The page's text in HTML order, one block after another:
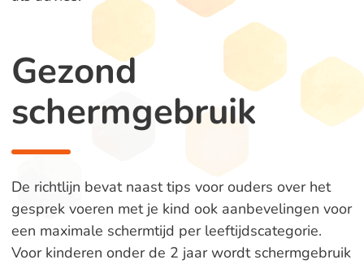
Gezond
schermgebruik
De richtlijn bevat naast tips voor ouders over het
gesprek voeren met je kind ook aanbevelingen voor
een maximale schermtijd per leeftijdscategorie.
Voor kinderen onder de 2 jaar wordt schermgebruik